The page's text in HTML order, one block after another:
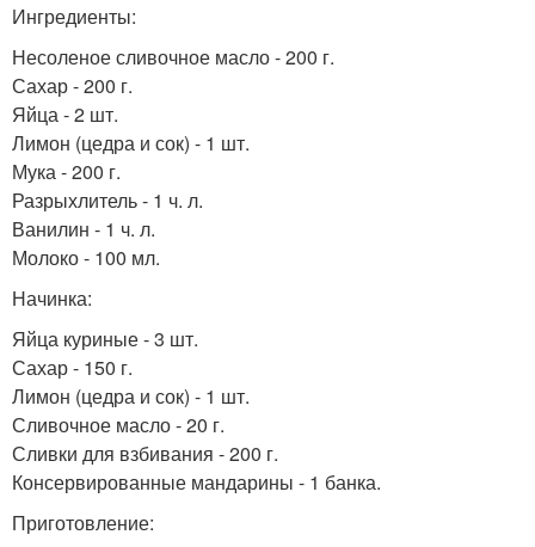
Ингредиенты:
Несоленое сливочное масло - 200 г.
Сахар - 200 г.
Яйца - 2 шт.
Лимон (цедра и сок) - 1 шт.
Мука - 200 г.
Разрыхлитель - 1 ч. л.
Ванилин - 1 ч. л.
Молоко - 100 мл.
Начинка:
Яйца куриные - 3 шт.
Сахар - 150 г.
Лимон (цедра и сок) - 1 шт.
Сливочное масло - 20 г.
Сливки для взбивания - 200 г.
Консервированные мандарины - 1 банка.
Приготовление: